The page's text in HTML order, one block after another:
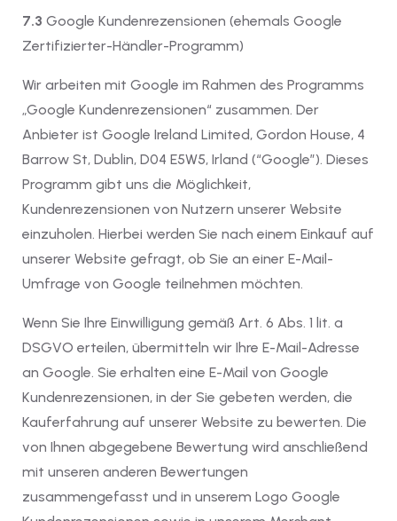
7.3 Google Kundenrezensionen (ehemals Google
Zertifizierter-Händler-Programm)
Wir arbeiten mit Google im Rahmen des Programms
„Google Kundenrezensionen“ zusammen. Der
Anbieter ist Google Ireland Limited, Gordon House, 4
Barrow St, Dublin, D04 E5W5, Irland (“Google”). Dieses
Programm gibt uns die Möglichkeit,
Kundenrezensionen von Nutzern unserer Website
einzuholen. Hierbei werden Sie nach einem Einkauf auf
unserer Website gefragt, ob Sie an einer E-Mail-
Umfrage von Google teilnehmen möchten.
Wenn Sie Ihre Einwilligung gemäß Art. 6 Abs. 1 lit. a
DSGVO erteilen, übermitteln wir Ihre E-Mail-Adresse
an Google. Sie erhalten eine E-Mail von Google
Kundenrezensionen, in der Sie gebeten werden, die
Kauferfahrung auf unserer Website zu bewerten. Die
von Ihnen abgegebene Bewertung wird anschließend
mit unseren anderen Bewertungen
zusammengefasst und in unserem Logo Google